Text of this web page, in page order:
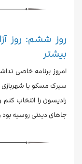
روز ششم: روز
بیشتر
امروز برنامه خاصی
سیرک مسکو یا
رادیسون را انتخاب کنم
جاهای دیدنی روسیه بود